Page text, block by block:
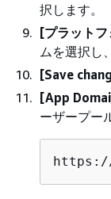
択します。
[プラット
ムを選択し、
[Save
[App
ーザープー